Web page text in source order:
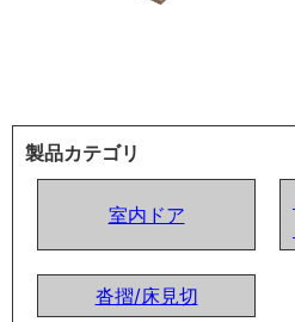
製品カテゴリ
室内ドア
沓摺/床見切